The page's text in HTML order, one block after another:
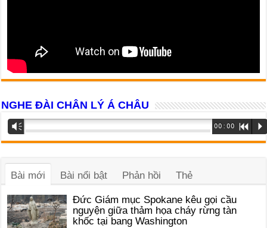
NGHE ĐÀI CHÂN LÝ Á CHÂU
Trình
phát
Vm 00:00 R P
Bài mới Bài nổi bật Phản hồi Thẻ
Đức Giám mục Spokane kêu gọi cầu
nguyện giữa thảm họa cháy rừng tàn
khốc tại bang Washington